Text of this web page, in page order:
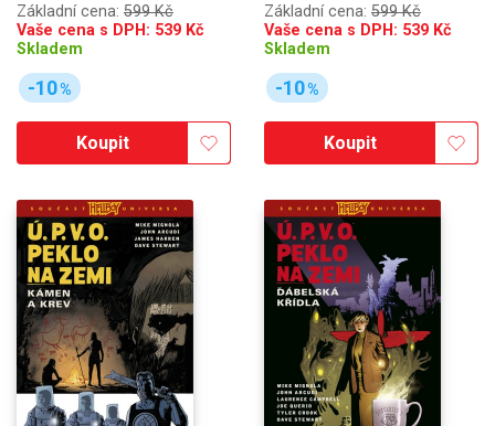
Základní cena: 599 Kč
Vaše cena s DPH: 539 Kč
Skladem
-10%
Koupit
Základní cena: 599 Kč
Vaše cena s DPH: 539 Kč
Skladem
-10%
Koupit